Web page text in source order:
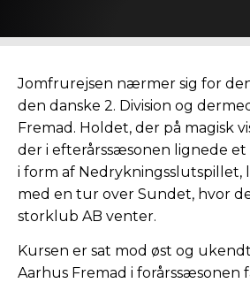
Jomfrurejsen nærmer sig for
den danske 2. Division og
Fremad. Holdet, der på magisk
der i efterårssæsonen lignede
i form af Nedrykningsslutspillet,
med en tur over Sundet, hvor
storklub AB venter.
Kursen er sat mod øst og
Aarhus Fremad i forårssæsonen